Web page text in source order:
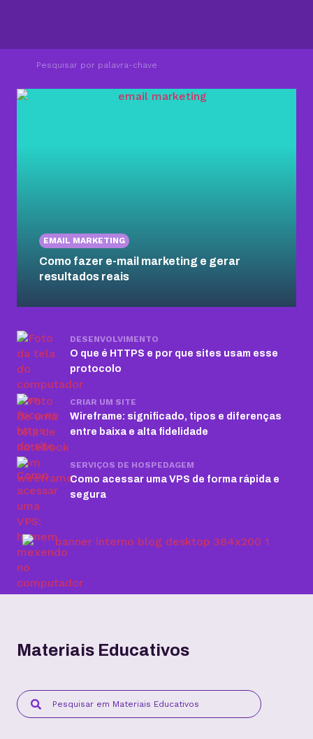
EMAIL MARKETING
Como fazer e-mail marketing e gerar
resultados reais
DESENVOLVIMENTO
O que é HTTPS e por que sites usam esse
protocolo
CRIAR UM SITE
Wireframe: significado, tipos e diferenças
entre baixa e alta fidelidade
SERVIÇOS DE HOSPEDAGEM
Como acessar uma VPS de forma rápida e
segura
Materiais Educativos